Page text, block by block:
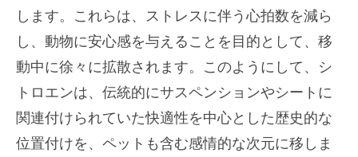
します。これらは、ストレスに伴う心拍数を減ら
し、動物に安心感を与えることを目的として、移
動中に徐々に拡散されます。このようにして、シ
トロエンは、伝統的にサスペンションやシートに
関連付けられていた快適性を中心とした歴史的な
位置付けを、ペットも含む感情的な次元に移しま